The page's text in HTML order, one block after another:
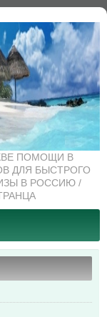
ПОМОЩИ В
ДЛЯ БЫСТРОГО
В РОССИЮ /